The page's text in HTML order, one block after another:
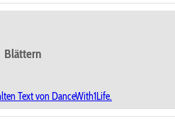
Blättern
Text von DanceWith1Life.